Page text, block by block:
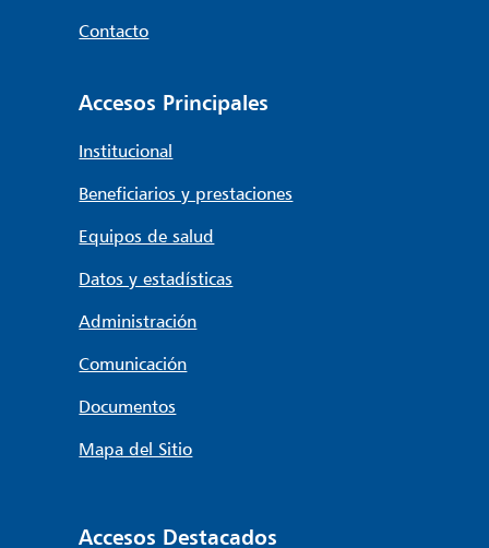
Contacto
Accesos Principales
Institucional
Beneficiarios y prestaciones
Equipos de salud
Datos y estadísticas
Administración
Comunicación
Documentos
Mapa del Sitio
Accesos Destacados